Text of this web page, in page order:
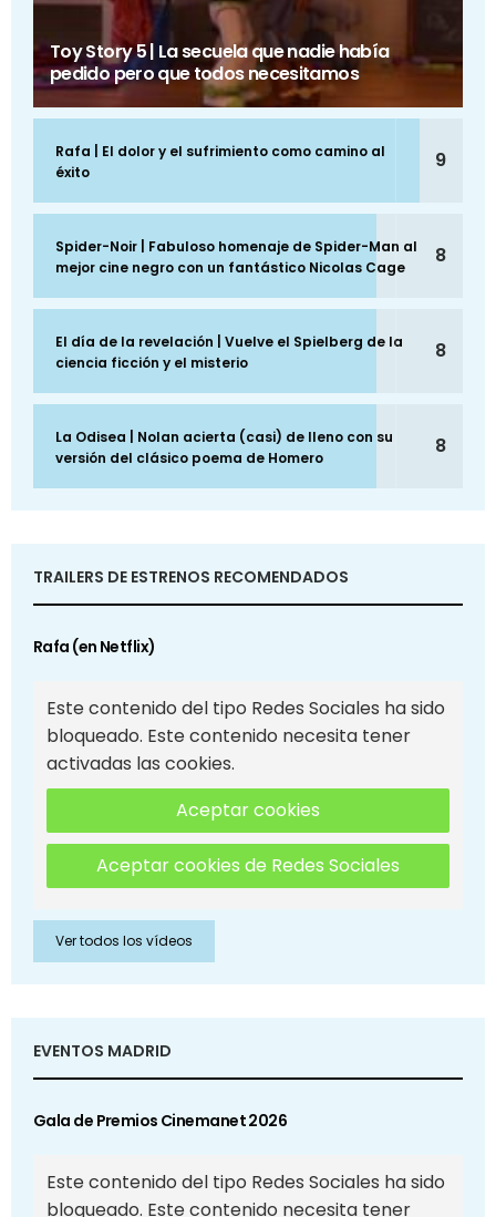
Toy Story 5 | La secuela que nadie había
pedido pero que todos necesitamos
Rafa | El dolor y el sufrimiento como camino al
éxito
9
Spider-Noir | Fabuloso homenaje de Spider-Man al
mejor cine negro con un fantástico Nicolas Cage
8
El día de la revelación | Vuelve el Spielberg de la
ciencia ficción y el misterio
8
La Odisea | Nolan acierta (casi) de lleno con su
versión del clásico poema de Homero
8
TRAILERS DE ESTRENOS RECOMENDADOS
Rafa (en Netflix)
Este contenido del tipo Redes Sociales ha sido
bloqueado. Este contenido necesita tener
activadas las cookies.
Aceptar cookies
Aceptar cookies de Redes Sociales
Ver todos los vídeos
EVENTOS MADRID
Gala de Premios Cinemanet 2026
Este contenido del tipo Redes Sociales ha sido
bloqueado. Este contenido necesita tener